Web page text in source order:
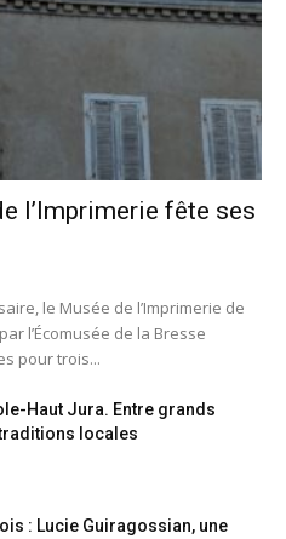
l’Imprimerie fête ses
le Musée de l’Imprimerie de
l’Écomusée de la Bresse
pour trois...
Haut Jura. Entre grands
locales
: Lucie Guiragossian, une